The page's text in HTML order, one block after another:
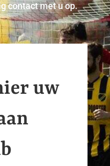
contact met u op.
uw